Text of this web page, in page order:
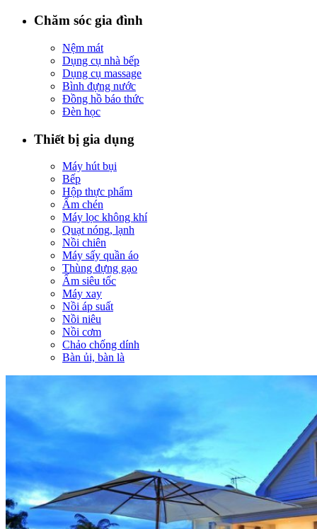
Chăm sóc gia đình
Nệm mát
Dụng cụ nhà bếp
Dụng cụ massage
Bình đựng nước
Đồng hồ báo thức
Đèn học
Thiết bị gia dụng
Máy hút bụi
Bếp
Hộp thực phẩm
Ấm chén
Máy lọc không khí
Quạt nóng, lạnh
Nồi chiên
Máy sấy quần áo
Thùng đựng gạo
Ấm siêu tốc
Máy xay
Nồi áp suất
Nồi niêu
Nồi cơm
Chảo chống dính
Bàn ủi, bàn là